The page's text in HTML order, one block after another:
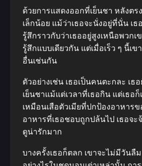
ด้วยการแสดงออกที่เย็นชา หลังต
เล็กน้อย แม้ว่าเธอจะนั่งอยู่ที่นั่น เ
รู้สึกราวกับว่าเธออยู่สูงเหนือพวกเ
รู้สึกแบบเดียวกัน แต่เมื่อเร็ว ๆ นี้เ
อื่นเช่นกัน
ตัวอย่างเช่น เธอเป็นคนตะกละ เธ
เย็นชาแม้แต่เวลาที่เธอกิน แต่เธอก็
เหมือนเสือตัวเมียที่ปกป้องอาหารข
อาหารที่เธอชอบถูกปล้นไป เธอจะ
ดูน่ารักมาก
บางครั้งเธอก็ตลก เขาจะไม่มีวันลืม